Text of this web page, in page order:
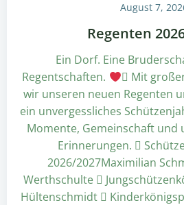
August 7,
Regenten
Ein Dorf. Eine
Regentschaften.
 Mit
wir unseren neuen Regenten
ein unvergessliches
Momente, Gemeinschaft und
Erinnerungen. 
2026/2027Maximilian
Werthschulte 
Hültenschmidt 